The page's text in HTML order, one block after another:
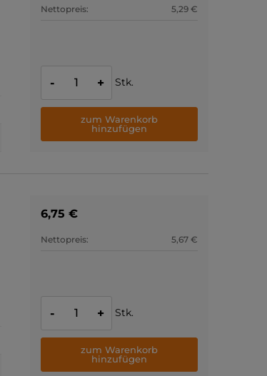
Nettopreis: 5,29 €
- + Stk.
zum Warenkorb
hinzufügen
6,75 €
Nettopreis: 5,67 €
- + Stk.
zum Warenkorb
hinzufügen